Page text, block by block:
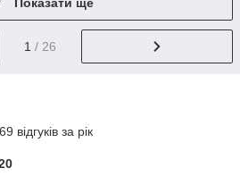
1 / 26
відгуків за рік